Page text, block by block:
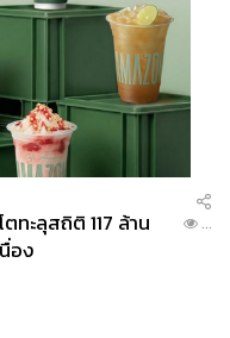
ะลุสถิติ 117 ล้าน
อง
...